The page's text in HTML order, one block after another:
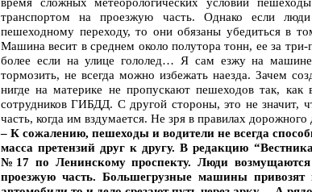
транспортом на проезжую часть. Однако если
пешеходному переходу, то они обязаны убедиться в
Машина весит в среднем около полутора тонн, ее за три-
более если на улице гололед… Я сам езжу на
тормозить, не всегда можно избежать наезда. Зачем
нигде на материке не пропускают пешеходов так,
сотрудников ГИБДД. С другой стороны, это не значит,
часть, когда им вздумается. Не зря в правилах
– К сожалению, пешеходы и водители не всегда
масса претензий друг к другу. В редакцию
№17 по Ленинскому проспекту. Люди
проезжую часть. Большегрузные машины